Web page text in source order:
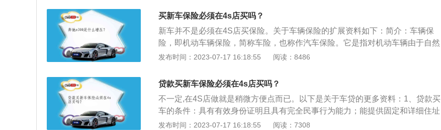
成不必要的损失。
在4S店内已经购买，可以去该保险所在营业厅退保。
提供商和售后服务商，但家用汽车产品三包服务、召回等由供应商承担费用时使
用的配件和服务除外。也就是说，客户是可以自行选择在哪里买车险的，经销商
不能限定消费者必须得在4s店买保险。新车辆必须要购买的保险分两种情况:1、
全款购买的车辆只需要购买车辆的交强险就可以，商业保险根据自身情况来决定
是否购买。2、贷款的车辆除了购买交强险之外，还需要购买商业保险中的第三
车、电瓶车、摩托车、拖拉机等机动车辆作为保险标的的一种保险。机动车辆保
险可分交强险和商业险两大类，而商业险又可以具体分为基本险（也称主险）和
附加险两个部分。
买新车保险必须在4s店买吗？
新车并不是必须在4S店买保险。关于车辆保险的扩展资料如下：简介：车辆保
险，即机动车辆保险，简称车险，也称作汽车保险。它是指对机动车辆由于自然
灾害或意外事故所造成的人身伤亡或财产损失负赔偿责任的一种商业保险。车险
基本险包括第三者责任险和车辆损失险（车损险）；附加险包括全车盗抢险（盗
抢险）、车上责任险、无过失责任险、车载货物掉落责任险、玻璃单独破碎险、
车辆停驶损失险、自燃损失险、新增设备损失险、不计免赔特约险。
发布时间：2023-07-17 16:18:55 阅读：8486
贷款买新车保险必须在4s店买吗？
不一定,在4S店做就是稍微方便点而已。以下是关于车贷的更多资料：1、贷款买
车的条件：具有有效身份证明且具有完全民事行为能力；能提供固定和详细住址
证明；具有稳定的职业和按期偿还贷款本息的能力；个人社会信用良好；持有贷
发布时间：2023-07-17 16:18:55 阅读：7308